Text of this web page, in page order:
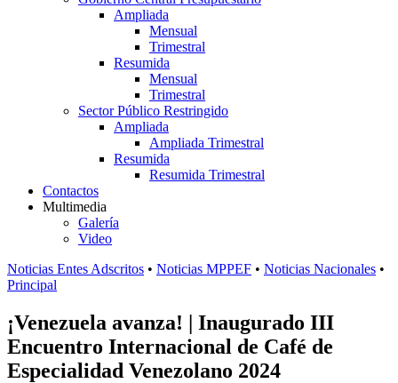
Ampliada
Mensual
Trimestral
Resumida
Mensual
Trimestral
Sector Público Restringido
Ampliada
Ampliada Trimestral
Resumida
Resumida Trimestral
Contactos
Multimedia
Galería
Video
Noticias Entes Adscritos • Noticias MPPEF • Noticias Nacionales •
Principal
¡Venezuela avanza! | Inaugurado III
Encuentro Internacional de Café de
Especialidad Venezolano 2024